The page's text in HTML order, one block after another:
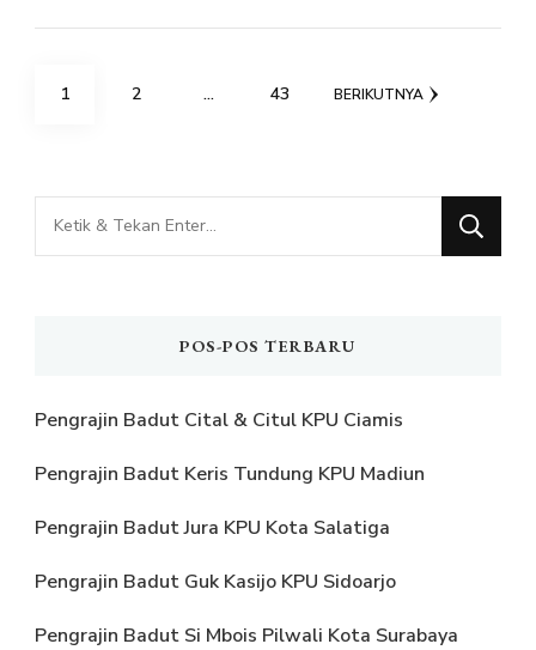
Paginasi
HALAMAN
1 HALAMAN
2 … HALAMAN
43 BERIKUTNYA
Mencari
Sesuatu?
POS-POS TERBARU
Pengrajin Badut Cital & Citul KPU Ciamis
Pengrajin Badut Keris Tundung KPU Madiun
Pengrajin Badut Jura KPU Kota Salatiga
Pengrajin Badut Guk Kasijo KPU Sidoarjo
Pengrajin Badut Si Mbois Pilwali Kota Surabaya